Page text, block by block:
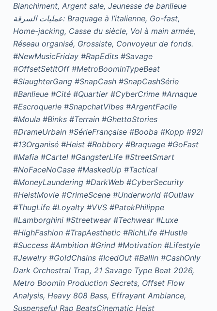
Blanchiment, Argent sale, Jeunesse de banlieue
عمليات السرقة: Braquage à l’italienne, Go-fast,
Home-jacking, Casse du siècle, Vol à main armée,
Réseau organisé, Grossiste, Convoyeur de fonds.
#NewMusicFriday #RapEdits #Savage
#OffsetSetItOff #MetroBoominTypeBeat
#SlaughterGang #SnapCash #SnapCashSérie
#Banlieue #Cité #Quartier #CyberCrime #Arnaque
#Escroquerie #SnapchatVibes #ArgentFacile
#Moula #Binks #Terrain #GhettoStories
#DrameUrbain #SérieFrançaise #Booba #Kopp #92i
#13Organisé #Heist #Robbery #Braquage #GoFast
#Mafia #Cartel #GangsterLife #StreetSmart
#NoFaceNoCase #MaskedUp #Tactical
#MoneyLaundering #DarkWeb #CyberSecurity
#HeistMovie #CrimeScene #Underworld #Outlaw
#ThugLife #Loyalty #VVS #PatekPhilippe
#Lamborghini #Streetwear #Techwear #Luxe
#HighFashion #TrapAesthetic #RichLife #Hustle
#Success #Ambition #Grind #Motivation #Lifestyle
#Jewelry #GoldChains #IcedOut #Ballin #CashOnly
Dark Orchestral Trap, 21 Savage Type Beat 2026,
Metro Boomin Production Secrets, Offset Flow
Analysis, Heavy 808 Bass, Effrayant Ambiance,
Suspenseful Rap BeatsCinematic Heist